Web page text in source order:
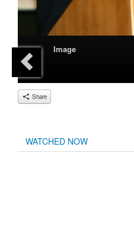
Image
Share
WATCHED NOW